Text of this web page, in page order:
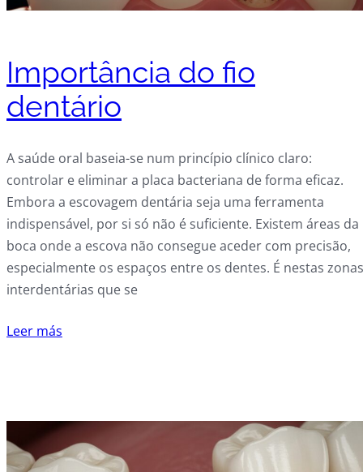
Importância do fio
dentário
A saúde oral baseia-se num princípio clínico claro:
controlar e eliminar a placa bacteriana de forma eficaz.
Embora a escovagem dentária seja uma ferramenta
indispensável, por si só não é suficiente. Existem áreas da
boca onde a escova não consegue aceder com precisão,
especialmente os espaços entre os dentes. É nestas zonas
interdentárias que se
Leer más